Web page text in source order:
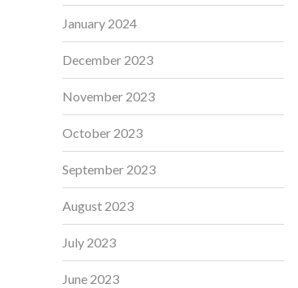
January 2024
December 2023
November 2023
October 2023
September 2023
August 2023
July 2023
June 2023